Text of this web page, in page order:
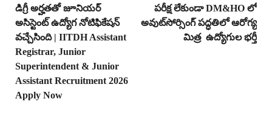
డిగ్రీ అర్హతతో జూనియర్
అసిస్టెంట్ ఉద్యోగ నోటిఫికేషన్
వచ్చేసింది | IITDH Assistant
Registrar, Junior
Superintendent & Junior
Assistant Recruitment 2026
Apply Now
పరీక్ష లేకుండా DM&HO లో
అవుట్‌సోర్సింగ్ పద్ధతిలో ఆరోగ్య
మిత్ర ఉద్యోగుల భర్తీ